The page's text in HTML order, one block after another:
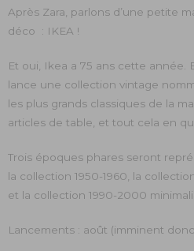
Après Zara, parlons d’une petite
déco : IKEA !
Et oui, Ikea a 75 ans cette année.
lance une collection vintage
les plus grands classiques de la
articles de table, et tout cela en
Trois époques phares seront
la collection 1950-1960, la
et la collection 1990-2000
Lancements : août (imminent